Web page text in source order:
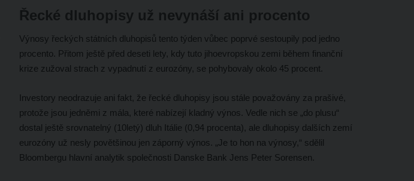
Řecké dluhopisy už nevynáší ani procento
Výnosy řeckých státních dluhopisů tento týden vůbec poprvé sestoupily pod jedno
procento. Přitom ještě před deseti lety, kdy tuto jihoevropskou zemi během finanční
krize zužoval strach z vypadnutí z eurozóny, se pohybovaly okolo 45 procent.
Investory neodrazuje ani fakt, že řecké dluhopisy jsou stále považovány za prašivé,
protože jsou jedněmi z mála, které nabízejí kladný výnos. Vedle nich se „do plusu“
dostal ještě srovnatelný (10letý) dluh Itálie (0,94 procenta), ale dluhopisy dalších zemí
eurozóny už nesly povětšinou jen záporný výnos. „Je to hon na výnosy,“ sdělil
Bloombergu hlavní analytik společnosti Danske Bank Jens Peter Sorensen.